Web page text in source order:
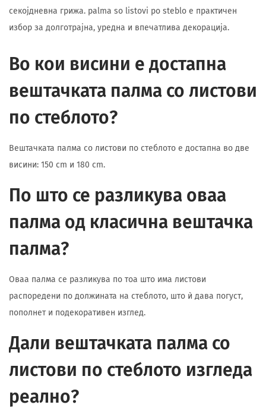
секојдневна грижа. palma so listovi po steblo е практичен
избор за долготрајна, уредна и впечатлива декорација.
Во кои висини е достапна
вештачката палма со листови
по стеблото?
Вештачката палма со листови по стеблото е достапна во две
висини: 150 cm и 180 cm.
По што се разликува оваа
палма од класична вештачка
палма?
Оваа палма се разликува по тоа што има листови
распоредени по должината на стеблото, што ѝ дава погуст,
пополнет и подекоративен изглед.
Дали вештачката палма со
листови по стеблото изгледа
реално?